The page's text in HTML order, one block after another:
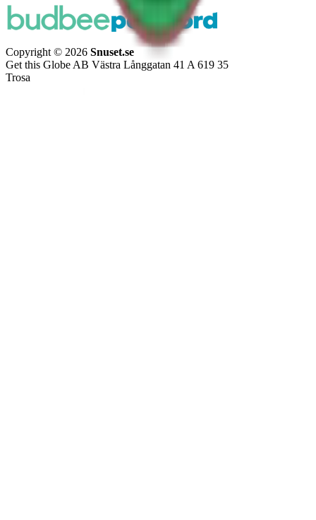
Copyright © 2026 Snuset.se
Get this Globe AB Västra Långgatan 41 A 619 35
Trosa